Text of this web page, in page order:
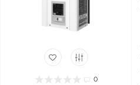
0